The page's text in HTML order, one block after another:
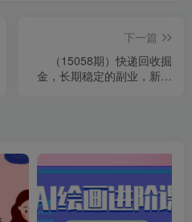
下一篇
（15058期）快递回收掘
金，长期稳定的副业，新手